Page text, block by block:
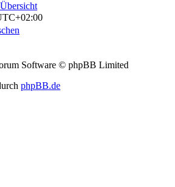
Software © phpBB Limited
phpBB.de